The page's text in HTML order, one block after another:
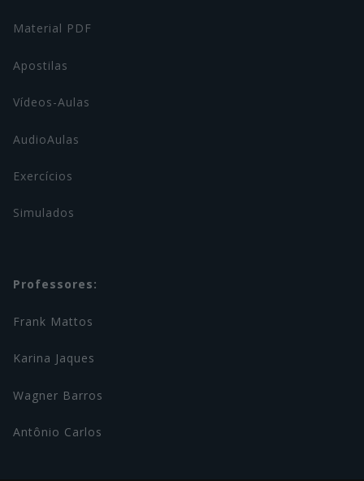
Material PDF
Apostilas
Vídeos-Aulas
AudioAulas
Exercícios
Simulados
Professores:
Frank Mattos
Karina Jaques
Wagner Barros
Antônio Carlos